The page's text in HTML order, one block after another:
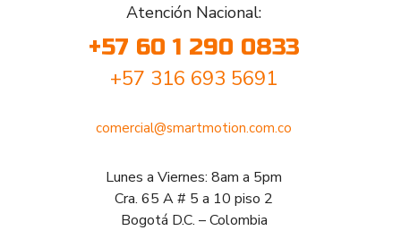
Atención Nacional:
+57 60 1 290 0833
+57 316 693 5691
comercial@smartmotion.com.co
Lunes a Viernes: 8am a 5pm
Cra. 65 A # 5 a 10 piso 2
Bogotá D.C. – Colombia